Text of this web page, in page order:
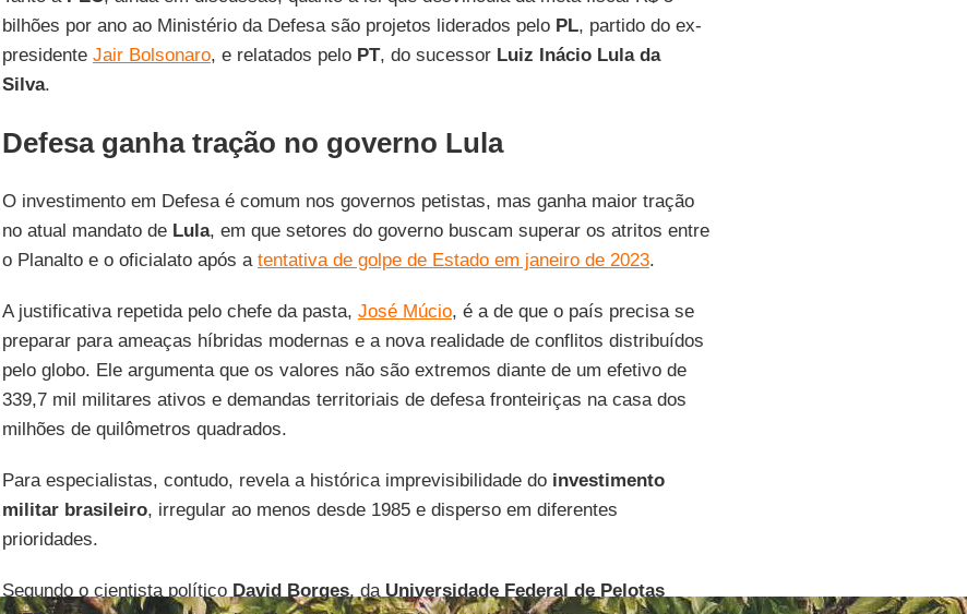
bilhões por ano ao Ministério da Defesa são projetos liderados pelo PL, partido do ex-
presidente Jair Bolsonaro, e relatados pelo PT, do sucessor Luiz Inácio Lula da
Silva.
Defesa ganha tração no governo Lula
O investimento em Defesa é comum nos governos petistas, mas ganha maior tração
no atual mandato de Lula, em que setores do governo buscam superar os atritos entre
o Planalto e o oficialato após a tentativa de golpe de Estado em janeiro de 2023.
A justificativa repetida pelo chefe da pasta, José Múcio, é a de que o país precisa se
preparar para ameaças híbridas modernas e a nova realidade de conflitos distribuídos
pelo globo. Ele argumenta que os valores não são extremos diante de um efetivo de
339,7 mil militares ativos e demandas territoriais de defesa fronteiriças na casa dos
milhões de quilômetros quadrados.
Para especialistas, contudo, revela a histórica imprevisibilidade do investimento
militar brasileiro, irregular ao menos desde 1985 e disperso em diferentes
prioridades.
Segundo o cientista político David Borges, da Universidade Federal de Pelotas